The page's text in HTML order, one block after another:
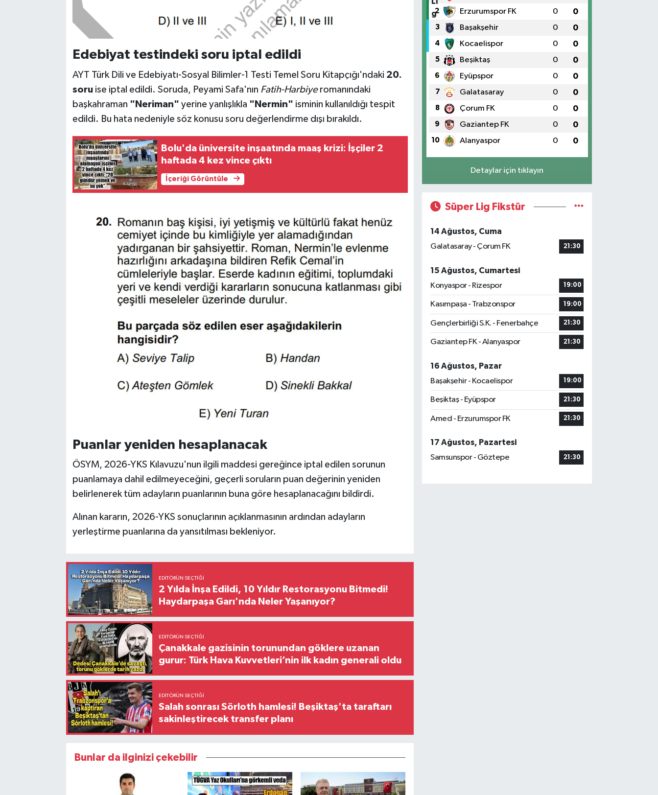
Edebiyat testindeki soru iptal edildi
AYT Türk Dili ve Edebiyatı-Sosyal Bilimler-1 Testi Temel Soru Kitapçığı'ndaki 20.
soruise iptal edildi. Soruda, Peyami Safa'nın Fatih-Harbiyeromanındaki
başkahraman "Neriman" yerine yanlışlıkla "Nermin" isminin kullanıldığı tespit
edildi. Bu hata nedeniyle söz konusu soru değerlendirme dışı bırakıldı.
Bolu'da üniversite inşaatında maaş krizi: İşçiler 2
haftada 4 kez vince çıktı
İçeriği Görüntüle
Puanlar yeniden hesaplanacak
ÖSYM, 2026-YKS Kılavuzu'nun ilgili maddesi gereğince iptal edilen sorunun
puanlamaya dahil edilmeyeceğini, geçerli soruların puan değerinin yeniden
belirlenerek tüm adayların puanlarının buna göre hesaplanacağını bildirdi.
Alınan kararın, 2026-YKS sonuçlarının açıklanmasının ardından adayların
yerleştirme puanlarına da yansıtılması bekleniyor.
EDITÖRÜN SEÇTIĞI
2 Yılda İnşa Edildi, 10 Yıldır Restorasyonu Bitmedi!
Haydarpaşa Garı'nda Neler Yaşanıyor?
EDITÖRÜN SEÇTIĞI
Çanakkale gazisinin torunundan göklere uzanan
gurur: Türk Hava Kuvvetleri’nin ilk kadın generali oldu
EDITÖRÜN SEÇTIĞI
Salah sonrası Sörloth hamlesi! Beşiktaş'ta taraftarı
sakinleştirecek transfer planı
Bunlar da ilginizi çekebilir
2 Erzurumspor FK 0 0
3 Başakşehir 0 0
4 Kocaelispor 0 0
5 Beşiktaş 0 0
6 Eyüpspor 0 0
7 Galatasaray 0 0
8 Çorum FK 0 0
9 Gaziantep FK 0 0
10 Alanyaspor 0 0
Detaylar için tıklayın
Süper Lig Fikstür
14 Ağustos, Cuma
Galatasaray - Çorum FK
21:30
15 Ağustos, Cumartesi
Konyaspor - Rizespor
19:00
Kasımpaşa - Trabzonspor 19:00
Gençlerbirliği S.K. - Fenerbahçe 21:30
Gaziantep FK - Alanyaspor 21:30
16 Ağustos, Pazar
Başakşehir - Kocaelispor
19:00
Beşiktaş - Eyüpspor 21:30
Amed - Erzurumspor FK 21:30
17 Ağustos, Pazartesi
Samsunspor - Göztepe
21:30